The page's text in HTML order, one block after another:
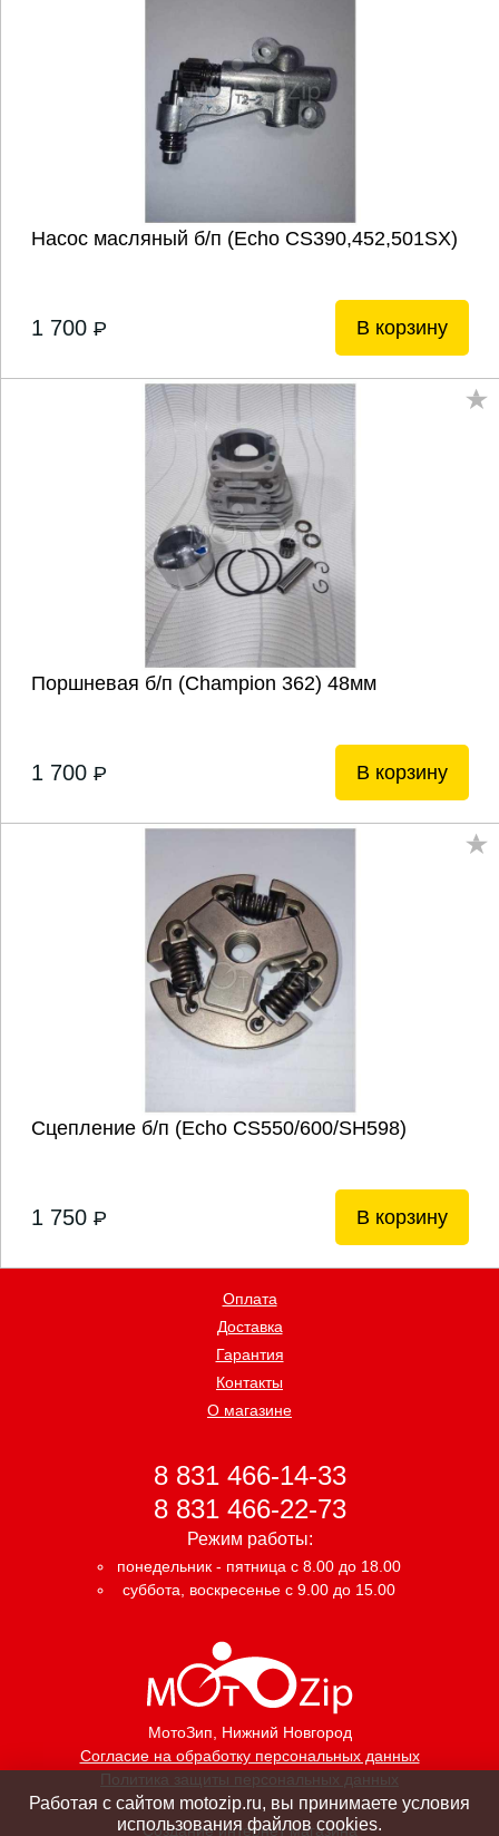
Насос масляный б/п (Echo CS390,452,501SX)
1 700 P В корзину
Поршневая б/п (Champion 362) 48мм
1 700 P В корзину
Сцепление б/п (Echo CS550/600/SH598)
1 750 P В корзину
МотоЗип, Нижний Новгород
Согласие на обработку персональных данных
Политика защиты персональных данных
Оплата
Доставка
Гарантия
Контакты
О магазине
8 831 466-14-33
8 831 466-22-73
Режим работы:
понедельник - пятница с 8.00 до 18.00
суббота, воскресенье с 9.00 до 15.00
Создание интернет магазина
Работая с сайтом motozip.ru, вы принимаете условия
использования файлов cookies.